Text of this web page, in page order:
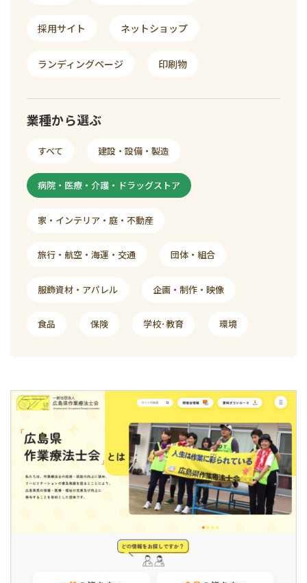
採用サイト ネットショップ
ランディングページ 印刷物
業種から選ぶ
すべて 建設・設備・製造
病院・医療・介護・ドラッグストア
家・インテリア・庭・不動産
旅行・航空・海運・交通 団体・組合
服飾資材・アパレル 企画・制作・映像
食品 保険 学校･教育 環境